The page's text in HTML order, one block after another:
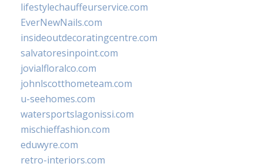
lifestylechauffeurservice.com
EverNewNails.com
insideoutdecoratingcentre.com
salvatoresinpoint.com
jovialfloralco.com
johnlscotthometeam.com
u-seehomes.com
watersportslagonissi.com
mischieffashion.com
eduwyre.com
retro-interiors.com